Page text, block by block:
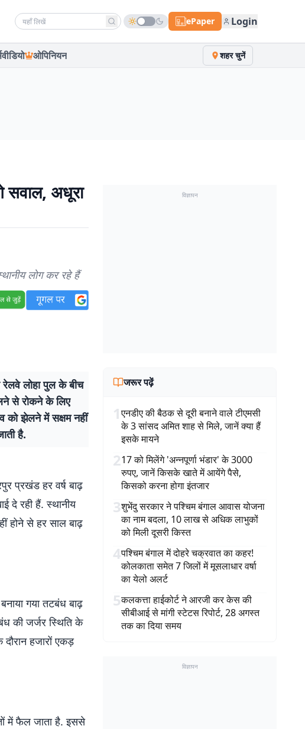
Search news ePaper Login
वीडियो ओपिनियन शहर चुनें
सवाल, अधूरा
लोग कर रहे हैं
लोहा पुल के बीच
से रोकने के लिए
को झेलने में सक्षम नहीं
है.
प्रखंड हर वर्ष बाढ़
दे रही हैं. स्थानीय
होने से हर साल बाढ़
गया तटबंध बाढ़
की जर्जर स्थिति के
हजारों एकड़
में फैल जाता है. इससे
विज्ञापन
जरूर पढ़ें
1एनडीए की बैठक से दूरी बनाने वाले टीएमसी
के 3 सांसद अमित शाह से मिले, जानें क्या हैं
इसके मायने
217 को मिलेंगे 'अन्नपूर्णा भंडार' के 3000
रुपए, जानें किसके खाते में आयेंगे पैसे,
किसको करना होगा इंतजार
3शुभेंदु सरकार ने पश्चिम बंगाल आवास योजना
का नाम बदला, 10 लाख से अधिक लाभुकों
को मिली दूसरी किस्त
4पश्चिम बंगाल में दोहरे चक्रवात का कहर!
कोलकाता समेत 7 जिलों में मूसलाधार वर्षा
का येलो अलर्ट
5कलकत्ता हाईकोर्ट ने आरजी कर केस की
सीबीआई से मांगी स्टेटस रिपोर्ट, 28 अगस्त
तक का दिया समय
विज्ञापन